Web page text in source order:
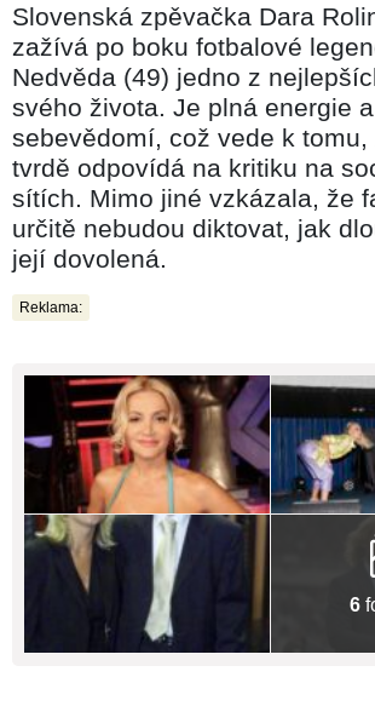
Slovenská zpěvačka Dara
zažívá po boku fotbalové
Nedvěda (49) jedno z
svého života. Je plná energie a
sebevědomí, což vede k tomu,
tvrdě odpovídá na kritiku na
sítích. Mimo jiné vzkázala, že
určitě nebudou diktovat, jak
její dovolená.
Reklama:
6